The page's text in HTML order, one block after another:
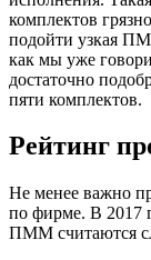
комплектов
подойти узкая
как мы уже
достаточно
пяти комплектов.
Рейтинг
Не менее важно
по фирме. В 2017
ПММ считаются